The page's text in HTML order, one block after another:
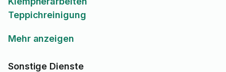
Teppichreinigung
Mehr anzeigen
Sonstige Dienste